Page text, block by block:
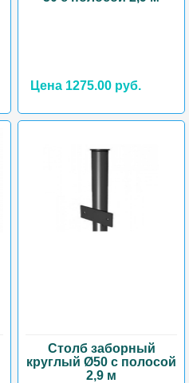
Цена 1275.00 руб.
Столб заборный
круглый Ø50 с полосой
2,9 м